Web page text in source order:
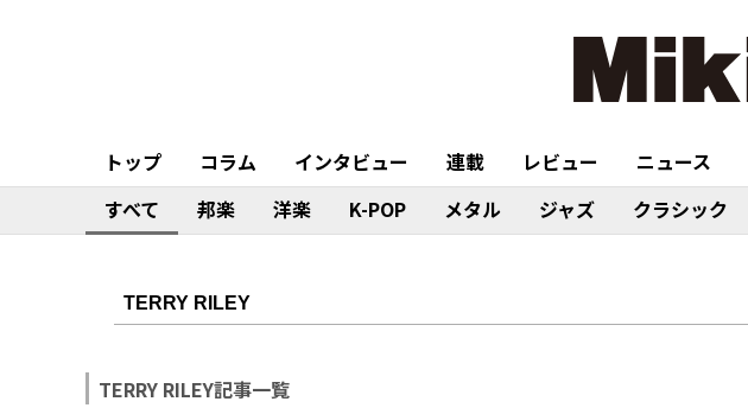
トップ コラム インタビュー 連載 レビュー ニュース
すべて
邦楽 洋楽 K-POP メタル ジャズ クラシック
TERRY RILEY記事一覧